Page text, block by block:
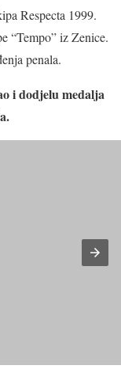
Respecta 1999.
“Tempo” iz Zenice.
penala.
i dodjelu medalja